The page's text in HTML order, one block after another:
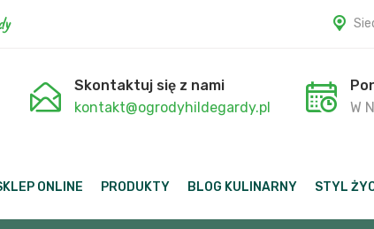
Skontaktuj się z nami
kontakt@ogrodyhildegardy.pl
W
ONLINE PRODUKTY BLOG KULINARNY STYL